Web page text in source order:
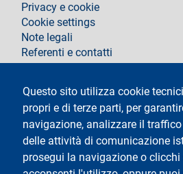
Questo sito utilizza cookie
propri e di terze parti, per
navigazione, analizzare il
delle attività di comunicazione
prosegui la navigazione o
Privacy e cookie
Cookie settings
Note legali
Referenti e contatti